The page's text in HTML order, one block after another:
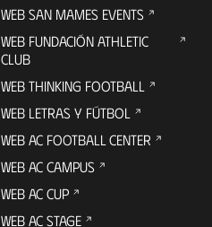
WEB SAN MAMES EVENTS
WEB FUNDACIÓN ATHLETIC
CLUB
WEB THINKING FOOTBALL
WEB LETRAS Y FÚTBOL
WEB AC FOOTBALL CENTER
WEB AC CAMPUS
WEB AC CUP
WEB AC STAGE